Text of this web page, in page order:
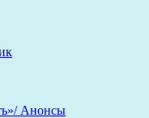
Анонсы